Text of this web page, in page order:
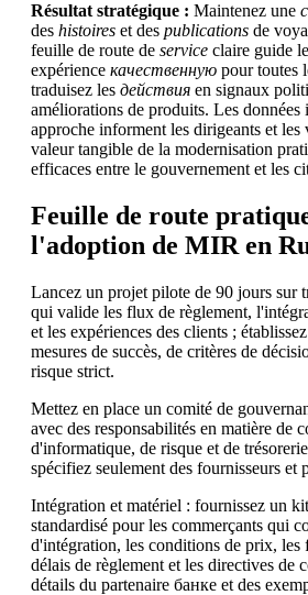
Résultat stratégique : Maintenez une
des histoires et des publications de
feuille de route de service claire guide
expérience качественную pour toutes
traduisez les действия en signaux
améliorations de produits. Les données
approche informent les dirigeants et les
valeur tangible de la modernisation
efficaces entre le gouvernement et les
Feuille de route
l'adoption de MIR en
Lancez un projet pilote de 90 jours sur
qui valide les flux de règlement,
et les expériences des clients ;
mesures de succès, de critères de
risque strict.
Mettez en place un comité de
avec des responsabilités en matière de
d'informatique, de risque et de
spécifiez seulement des fournisseurs et
Intégration et matériel : fournissez un
standardisé pour les commerçants qui
d'intégration, les conditions de prix,
délais de règlement et les directives de
détails du partenaire банке et des